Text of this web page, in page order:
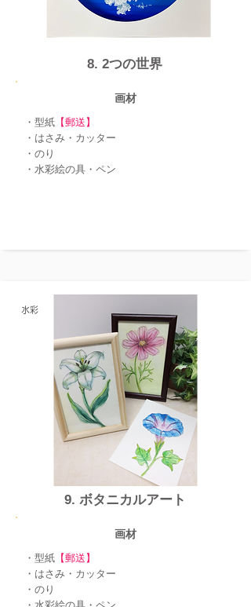
​8. 2つの世界
画材
・型紙 【郵送】
・はさみ・カッター
・のり
・水彩絵の具・ペン​
水彩
​9. ボタニカルアート
画材
・型紙 【郵送】
・はさみ・カッター
・のり